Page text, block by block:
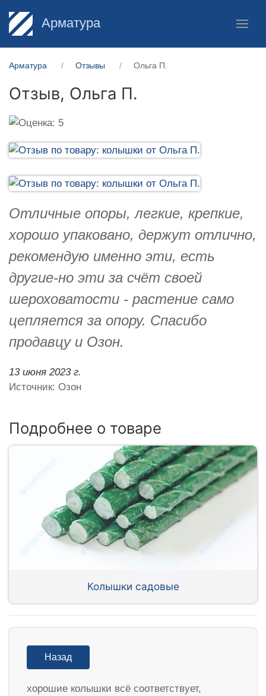
Арматура
Арматура Отзывы Ольга П.
Отзыв, Ольга П.
Отличные опоры, легкие, крепкие,
хорошо упаковано, держут отлично,
рекомендую именно эти, есть
другие-но эти за счёт своей
шероховатости - растение само
цепляется за опору. Спасибо
продавцу и Озон.
13 июня 2023 г.
Источник: Озон
Подробнее о товаре
Колышки садовые
Назад
хорошие колышки всё соответствует,